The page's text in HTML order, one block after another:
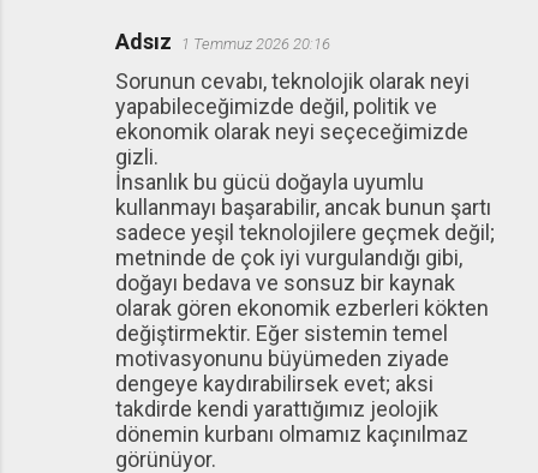
Adsız 1 Temmuz 2026 20:16
Sorunun cevabı, teknolojik olarak neyi
yapabileceğimizde değil, politik ve
ekonomik olarak neyi seçeceğimizde
gizli.
İnsanlık bu gücü doğayla uyumlu
kullanmayı başarabilir, ancak bunun şartı
sadece yeşil teknolojilere geçmek değil;
metninde de çok iyi vurgulandığı gibi,
doğayı bedava ve sonsuz bir kaynak
olarak gören ekonomik ezberleri kökten
değiştirmektir. Eğer sistemin temel
motivasyonunu büyümeden ziyade
dengeye kaydırabilirsek evet; aksi
takdirde kendi yarattığımız jeolojik
dönemin kurbanı olmamız kaçınılmaz
görünüyor.